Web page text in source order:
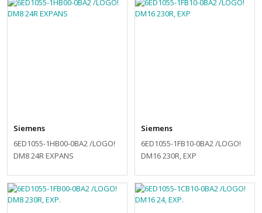
Siemens
6ED1055-1HB00-0BA2 /LOGO!
DM8 24R EXPANS
Siemens
6ED1055-1FB10-0BA2 /LOGO!
DM16 230R, EXP